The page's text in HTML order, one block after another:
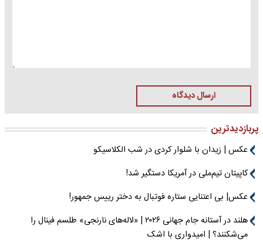
ارسال دیدگاه
پربازدیدترین
عکس | زیدان با شلوار کردی در شب الکلاسیکو
کاپیتان تیم‌ملی در آمریکا دستگیر شد!
عکس| بی اعتنایی ستاره فوتبال به دختر رییس جمهور!
هلند در آستانه جام جهانی ۲۰۲۶ | «لاله‌های نارنجی» طلسم فینال را
می‌شکنند؟ | امیدواری با اشک